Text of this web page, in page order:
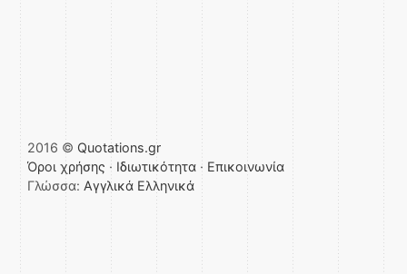
2016 © Quotations.gr
Όροι χρήσης · Ιδιωτικότητα · Επικοινωνία
Γλώσσα: Αγγλικά Ελληνικά